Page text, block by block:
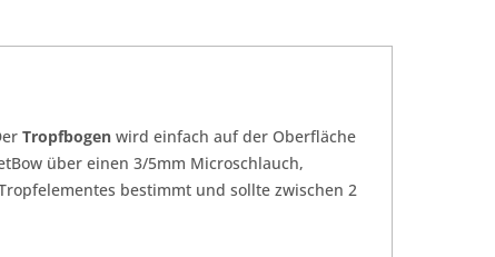
Tropfbogen wird einfach auf der Oberfläche
über einen 3/5mm Microschlauch,
bestimmt und sollte zwischen 2